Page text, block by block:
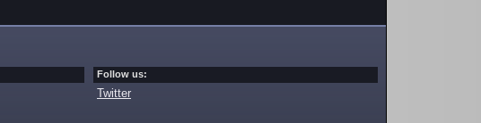
Follow us:
Twitter